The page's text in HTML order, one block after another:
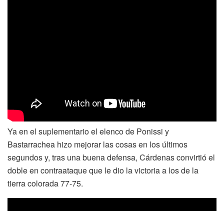
Ya en el suplementario el elenco de Ponissi y
Bastarrachea hizo mejorar las cosas en los últimos
segundos y, tras una buena defensa, Cárdenas convirtió el
doble en contraataque que le dio la victoria a los de la
tierra colorada 77-75.